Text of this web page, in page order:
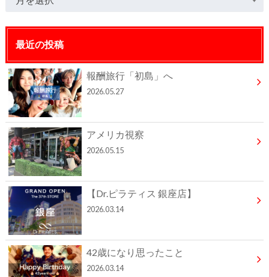
最近の投稿
報酬旅行「初島」へ
2026.05.27
アメリカ視察
2026.05.15
【Dr.ピラティス 銀座店】
2026.03.14
42歳になり思ったこと
2026.03.14